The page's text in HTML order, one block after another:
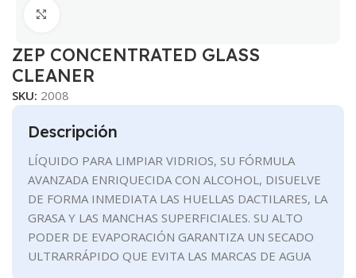
ZEP CONCENTRATED GLASS
CLEANER
SKU: 2008
Descripción
LÍQUIDO PARA LIMPIAR VIDRIOS, SU FÓRMULA
AVANZADA ENRIQUECIDA CON ALCOHOL, DISUELVE
DE FORMA INMEDIATA LAS HUELLAS DACTILARES, LA
GRASA Y LAS MANCHAS SUPERFICIALES. SU ALTO
PODER DE EVAPORACIÓN GARANTIZA UN SECADO
ULTRARRÁPIDO QUE EVITA LAS MARCAS DE AGUA